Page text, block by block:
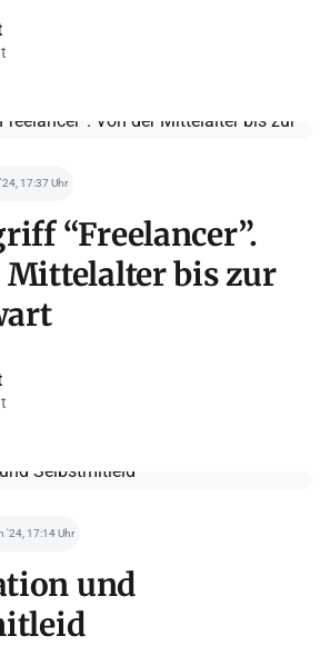
17:37 Uhr
“Freelancer”.
Mittelalter bis zur
'24, 17:14 Uhr
und